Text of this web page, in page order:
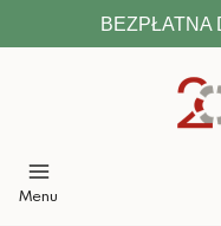
BEZPŁATNA
Menu